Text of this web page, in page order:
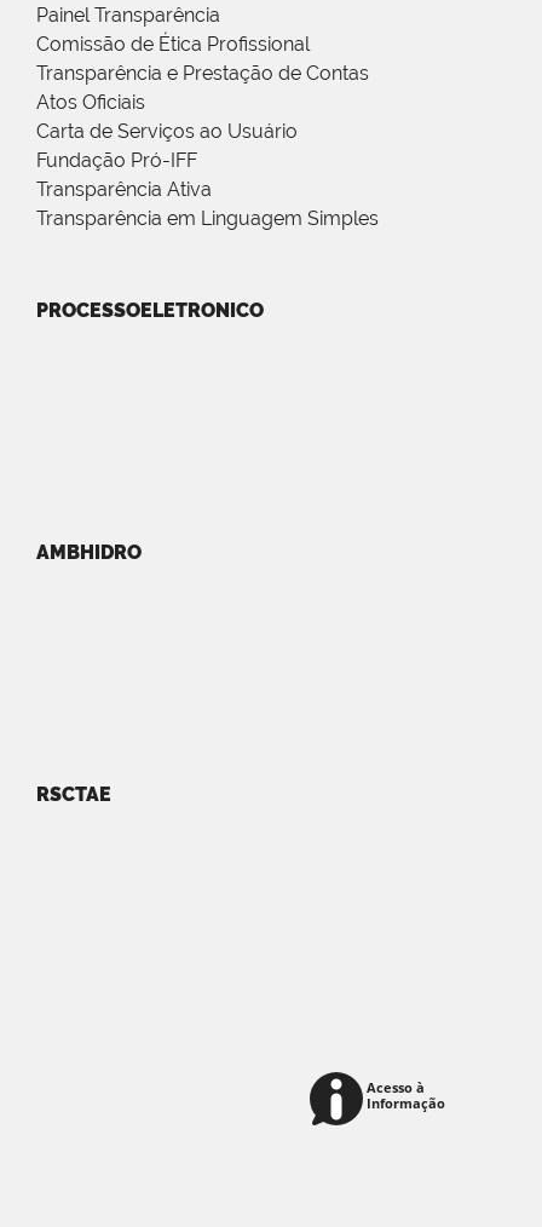
Painel Transparência
Comissão de Ética Profissional
Transparência e Prestação de Contas
Atos Oficiais
Carta de Serviços ao Usuário
Fundação Pró-IFF
Transparência Ativa
Transparência em Linguagem Simples
PROCESSOELETRONICO
AMBHIDRO
RSCTAE